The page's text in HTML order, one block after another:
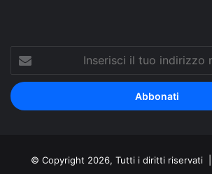
tuo
indirizzo
mail
© Copyright 2026, Tutti i diritti riservati |